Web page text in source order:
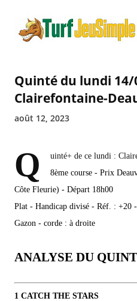
Quinté du lundi 14/
Clairefontaine-
août 12, 2023
Q
uinté+ de ce lundi :
8ème course - Prix
Côte Fleurie) - Départ 18h00
Plat - Handicap divisé - Réf. : +20
Gazon - corde : à droite
ANALYSE DU
1 CATCH THE STARS